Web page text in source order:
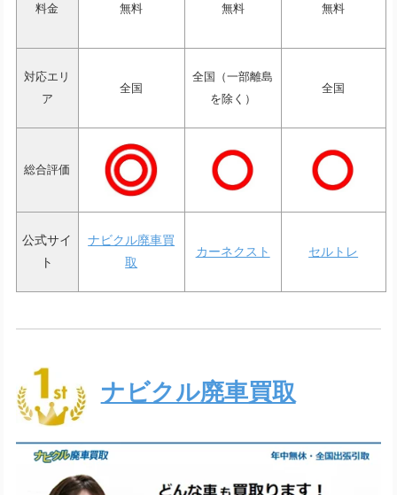
料金 無料 無料 無料
対応エリ
ア
全国
全国（一部離島
を除く）
全国
総合評価
公式サイ
ト
ナビクル廃車買
取
カーネクスト セルトレ
ナビクル廃車買取